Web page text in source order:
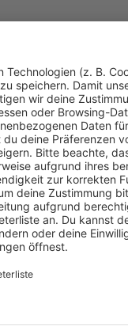
Die Band gründete
Stefanie Kloß
Voice of